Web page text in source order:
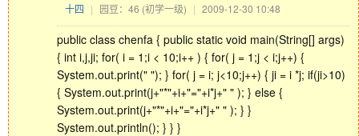
十四 | 园豆：46 (初学一级) | 2009-12-30 10:48
public class chenfa { public static void main(String[] args)
{ int i,j,ji; for( i = 1;i < 10;i++ ) { for( j = 1;j < i;j++) {
System.out.print(" "); } for( j = i; j<10;j++) { ji = i *j; if(ji>10)
{ System.out.print(j+"*"+i+"="+i*j+" " ); } else {
System.out.print(j+"*"+i+"="+i*j+" " ); } }
System.out.println(); } } }